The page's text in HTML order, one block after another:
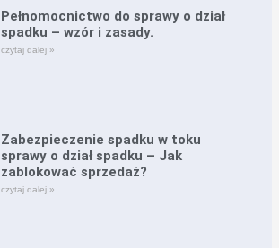
Pełnomocnictwo do sprawy o dział
spadku – wzór i zasady.
czytaj dalej »
Zabezpieczenie spadku w toku
sprawy o dział spadku – Jak
zablokować sprzedaż?
czytaj dalej »